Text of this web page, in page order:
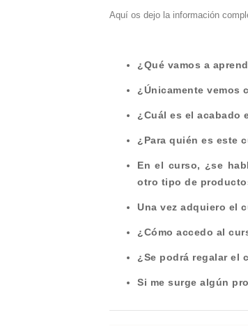
Aquí os dejo la información
¿Qué vamos a
¿Únicamente vemos
¿Cuál es el acabado
¿Para quién es este
En el curso, ¿se
otro tipo de
Una vez adquiero el
¿Cómo accedo al
¿Se podrá regalar el
Si me surge algún